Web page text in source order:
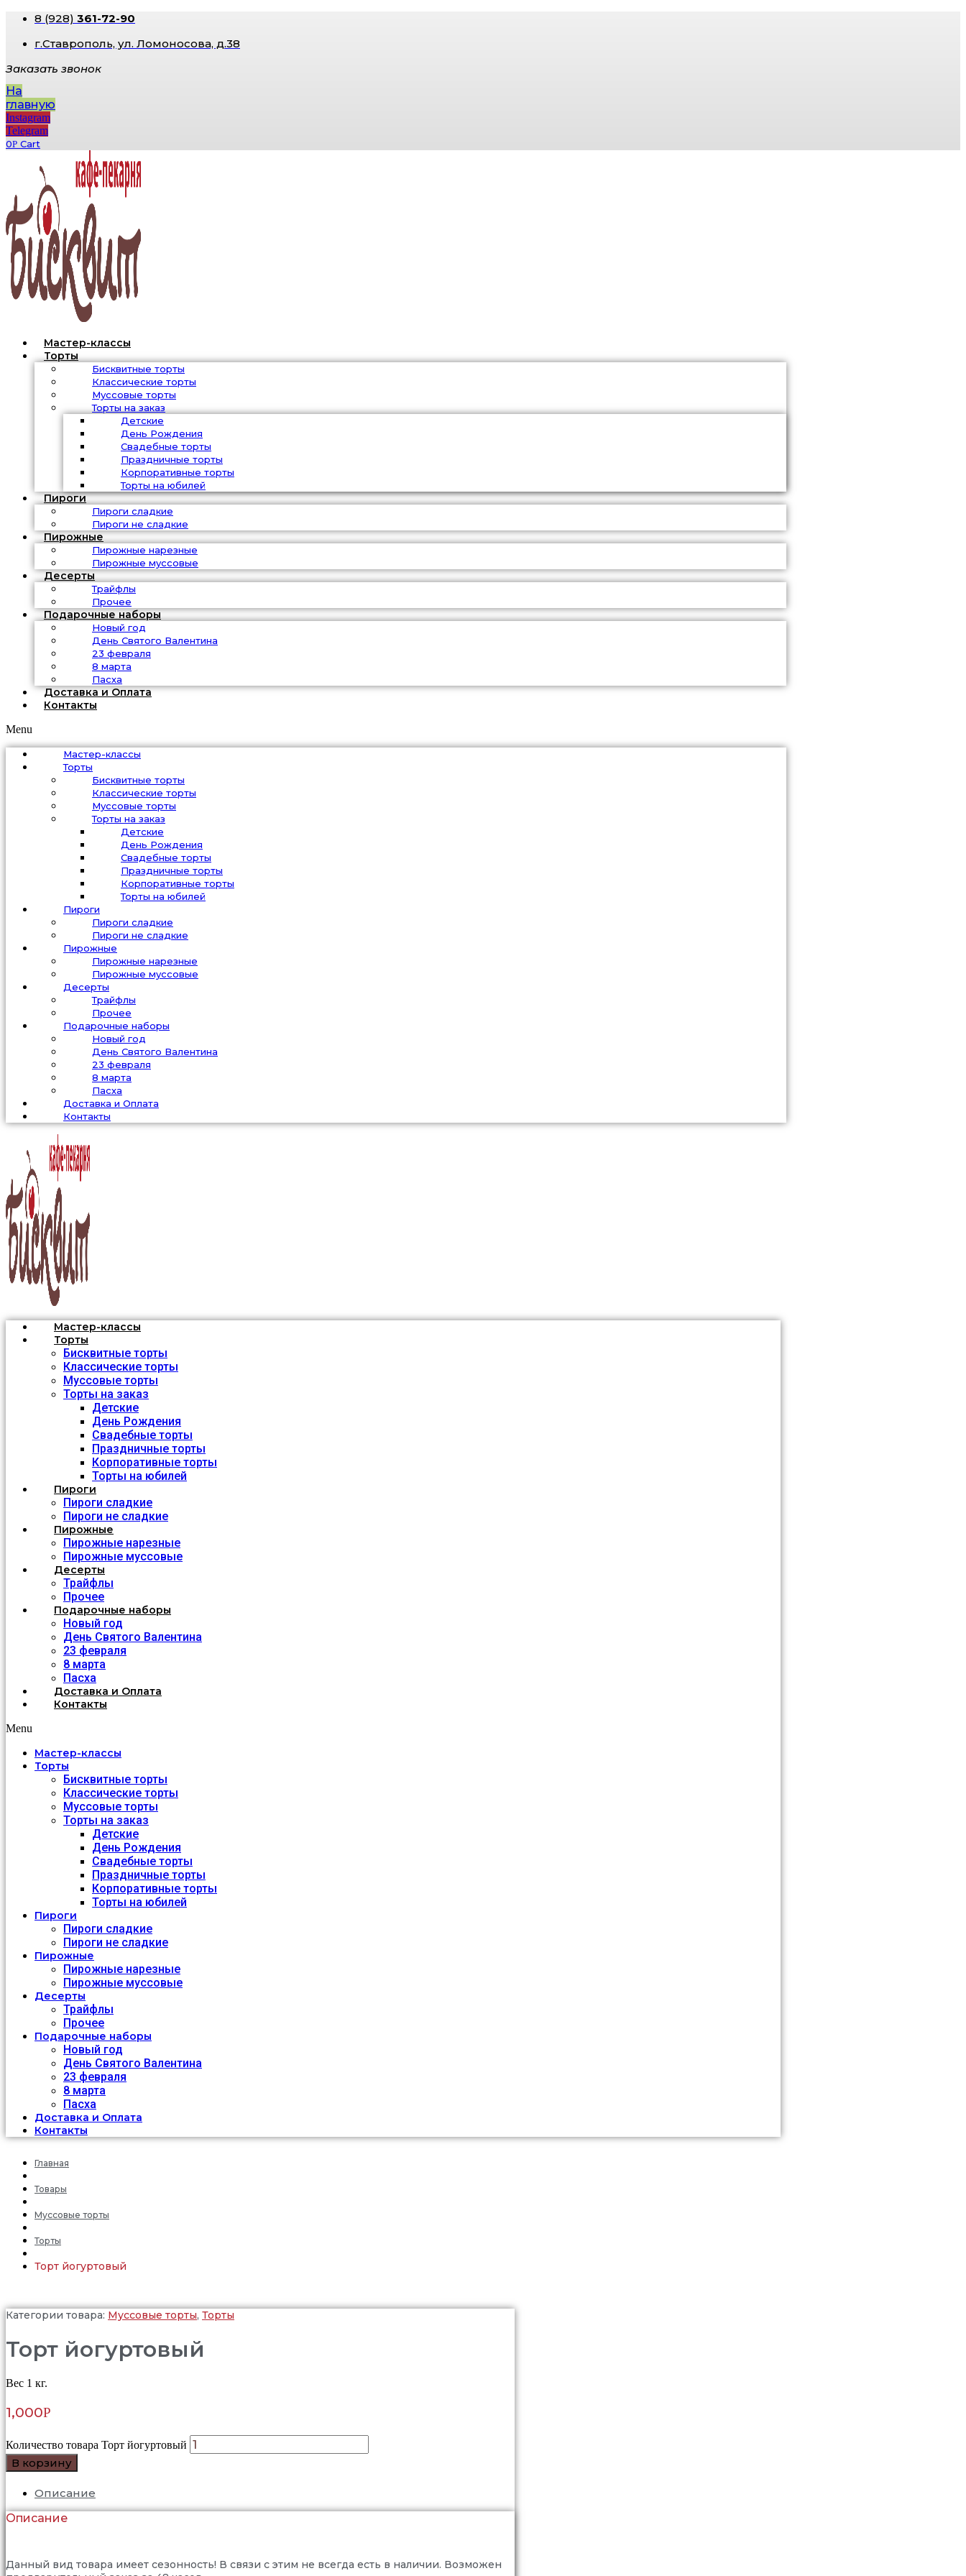
8 (928) 361-72-90
г.Ставрополь, ​ул. Ломоносова, д.38
Заказать звонок
На
главную
Instagram
Telegram
0Р Cart
Мастер-классы
Торты
Бисквитные торты
Классические торты
Муссовые торты
Торты на заказ
Детские
День Рождения
Свадебные торты
Праздничные торты
Корпоративные торты
Торты на юбилей
Пироги
Пироги сладкие
Пироги не сладкие
Пирожные
Пирожные нарезные
Пирожные муссовые
Десерты
Трайфлы
Прочее
Подарочные наборы
Новый год
День Святого Валентина
23 февраля
8 марта
Пасха
Доставка и Оплата
Контакты
Menu
Мастер-классы
Торты
Бисквитные торты
Классические торты
Муссовые торты
Торты на заказ
Детские
День Рождения
Свадебные торты
Праздничные торты
Корпоративные торты
Торты на юбилей
Пироги
Пироги сладкие
Пироги не сладкие
Пирожные
Пирожные нарезные
Пирожные муссовые
Десерты
Трайфлы
Прочее
Подарочные наборы
Новый год
День Святого Валентина
23 февраля
8 марта
Пасха
Доставка и Оплата
Контакты
Мастер-классы
Торты
Бисквитные торты
Классические торты
Муссовые торты
Торты на заказ
Детские
День Рождения
Свадебные торты
Праздничные торты
Корпоративные торты
Торты на юбилей
Пироги
Пироги сладкие
Пироги не сладкие
Пирожные
Пирожные нарезные
Пирожные муссовые
Десерты
Трайфлы
Прочее
Подарочные наборы
Новый год
День Святого Валентина
23 февраля
8 марта
Пасха
Доставка и Оплата
Контакты
Menu
Мастер-классы
Торты
Бисквитные торты
Классические торты
Муссовые торты
Торты на заказ
Детские
День Рождения
Свадебные торты
Праздничные торты
Корпоративные торты
Торты на юбилей
Пироги
Пироги сладкие
Пироги не сладкие
Пирожные
Пирожные нарезные
Пирожные муссовые
Десерты
Трайфлы
Прочее
Подарочные наборы
Новый год
День Святого Валентина
23 февраля
8 марта
Пасха
Доставка и Оплата
Контакты
Главная
Товары
Муссовые торты
Торты
Торт йогуртовый
Категории товара: Муссовые торты, Торты
Торт йогуртовый
Вес 1 кг.
1,000Р
Количество товара Торт йогуртовый
В корзину
Описание
Описание
Данный вид товара имеет сезонность! В связи с этим не всегда есть в наличии. Возможен